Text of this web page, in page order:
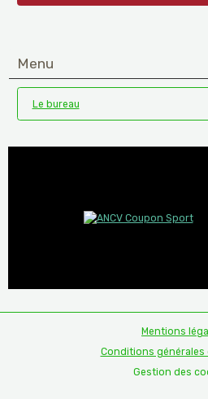
Menu
Le bureau
Mentions
Conditions
Gestion des